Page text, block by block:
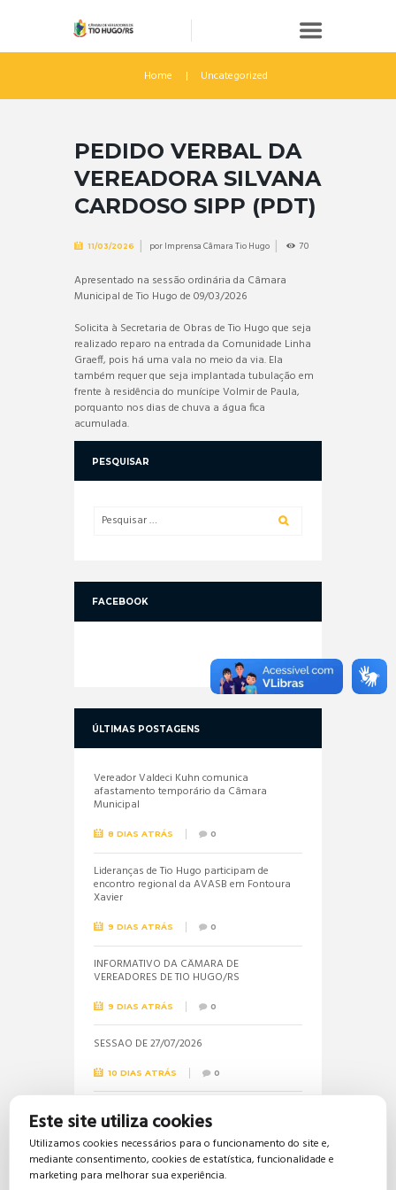
Home Uncategorized
PEDIDO VERBAL DA
VEREADORA SILVANA
CARDOSO SIPP (PDT)
11/03/2026 porImprensa Câmara Tio Hugo 70
Apresentado na sessão ordinária da Câmara
Municipal de Tio Hugo de 09/03/2026
Solicita à Secretaria de Obras de Tio Hugo que seja
realizado reparo na entrada da Comunidade Linha
Graeff, pois há uma vala no meio da via. Ela
também requer que seja implantada tubulação em
frente à residência do munícipe Volmir de Paula,
porquanto nos dias de chuva a água fica
acumulada.
PESQUISAR
FACEBOOK
ÚLTIMAS POSTAGENS
Vereador Valdeci Kuhn comunica
afastamento temporário da Câmara
Municipal
8 DIAS ATRÁS 0
Lideranças de Tio Hugo participam de
encontro regional da AVASB em Fontoura
Xavier
9 DIAS ATRÁS 0
INFORMATIVO DA CÂMARA DE
VEREADORES DE TIO HUGO/RS
9 DIAS ATRÁS 0
SESSÃO DE 27/07/2026
10 DIAS ATRÁS 0
Informações sobre a realização do próximo
concurso público são solicitadas pela
vereadora Jéssica
18 DIAS ATRÁS 0
Este site utiliza cookies
Utilizamos cookies necessários para o funcionamento do site e,
mediante consentimento, cookies de estatística, funcionalidade e
marketing para melhorar sua experiência.